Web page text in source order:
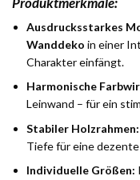
Ausdrucksstarkes
Wanddeko in einer
Charakter einfängt.
Harmonische
Leinwand – für ein
Stabiler Holzrahmen:
Tiefe für eine dezente
Individuelle Größen: